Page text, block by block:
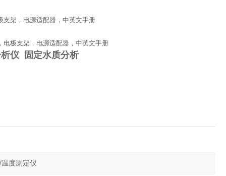
支架，电源适配器，中英文手册
极支架，电源适配器，中英文手册
仪 固定水质分析